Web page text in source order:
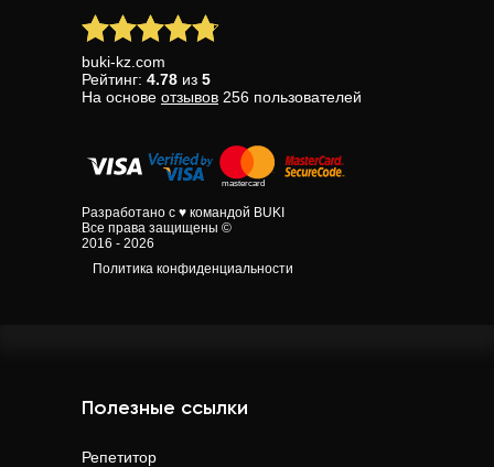
buki-kz.com
Рейтинг: 4.78 из 5
На основе отзывов 256 пользователей
Разработано с ♥ командой BUKI
Все права защищены ©
2016 - 2026
Политика конфиденциальности
Полезные ссылки
Репетитор